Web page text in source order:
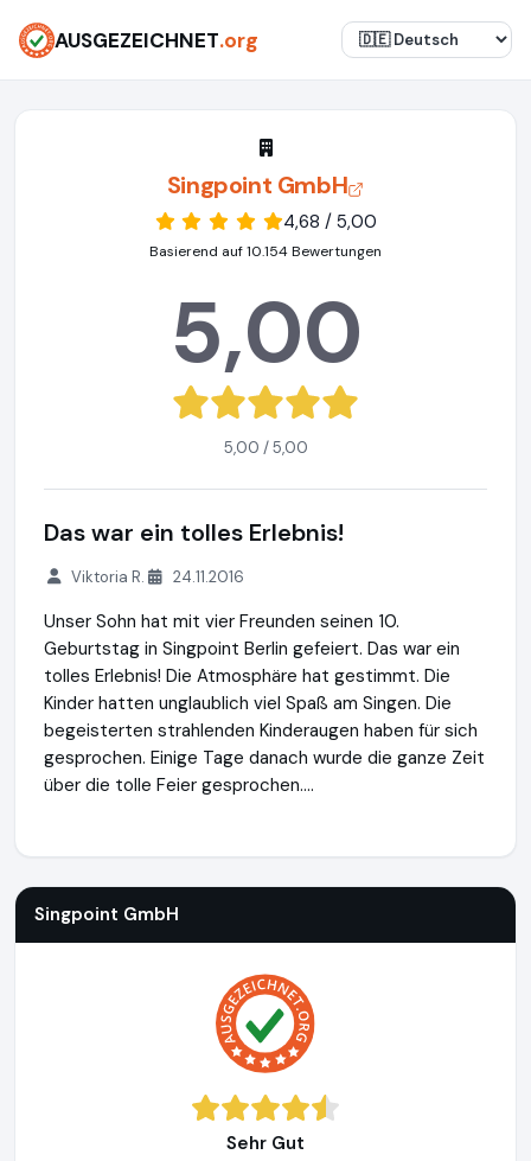
AUSGEZEICHNET.org
Singpoint GmbH
4,68 / 5,00
Basierend auf 10.154 Bewertungen
5,00
5,00 / 5,00
Das war ein tolles Erlebnis!
Viktoria R. 24.11.2016
Unser Sohn hat mit vier Freunden seinen 10.
Geburtstag in Singpoint Berlin gefeiert. Das war ein
tolles Erlebnis! Die Atmosphäre hat gestimmt. Die
Kinder hatten unglaublich viel Spaß am Singen. Die
begeisterten strahlenden Kinderaugen haben für sich
gesprochen. Einige Tage danach wurde die ganze Zeit
über die tolle Feier gesprochen....
Singpoint GmbH
Sehr Gut